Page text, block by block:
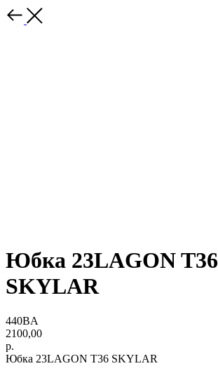
Юбка 23LAGON T36
SKYLAR
440BA
2100,00
р.
Юбка 23LAGON T36 SKYLAR